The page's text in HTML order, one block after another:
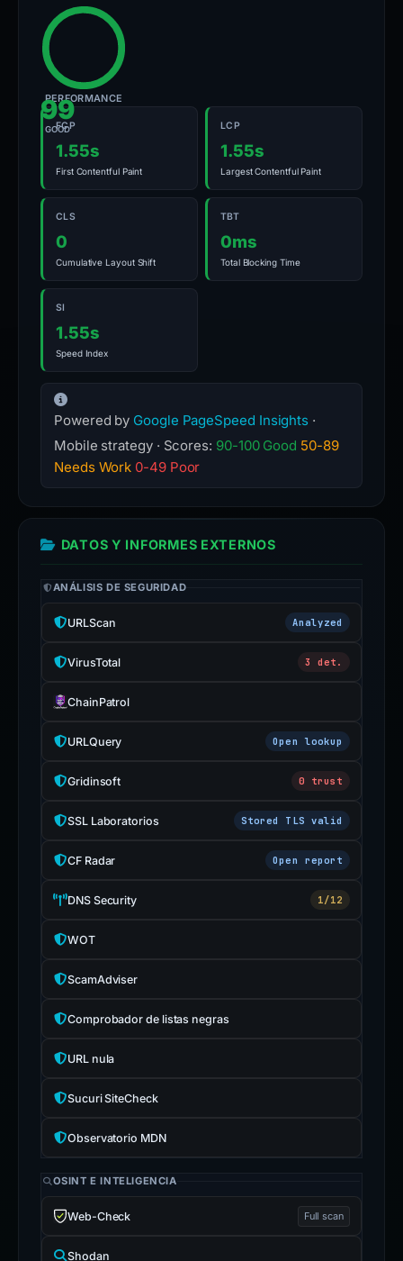
99
GOOD
PERFORMANCE
FCP
1.55s
First Contentful Paint
LCP
1.55s
Largest Contentful Paint
CLS
0
Cumulative Layout Shift
TBT
0ms
Total Blocking Time
SI
1.55s
Speed Index
Powered by Google PageSpeed Insights ·
Mobile strategy · Scores: 90-100 Good 50-89
Needs Work 0-49 Poor
DATOS Y INFORMES EXTERNOS
ANÁLISIS DE SEGURIDAD
URLScan Analyzed
VirusTotal 3 det.
ChainPatrol
URLQuery Open lookup
Gridinsoft 0 trust
SSL Laboratorios Stored TLS valid
CF Radar Open report
DNS Security 1/12
WOT
ScamAdviser
Comprobador de listas negras
URL nula
Sucuri SiteCheck
Observatorio MDN
OSINT E INTELIGENCIA
Web-Check Full scan
Shodan